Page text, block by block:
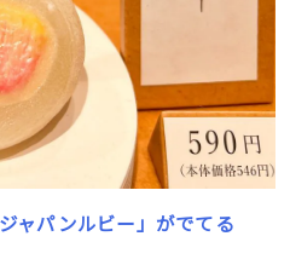
ャパンルビー」がでてる